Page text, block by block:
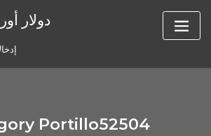
30 دولار
Portillo52504